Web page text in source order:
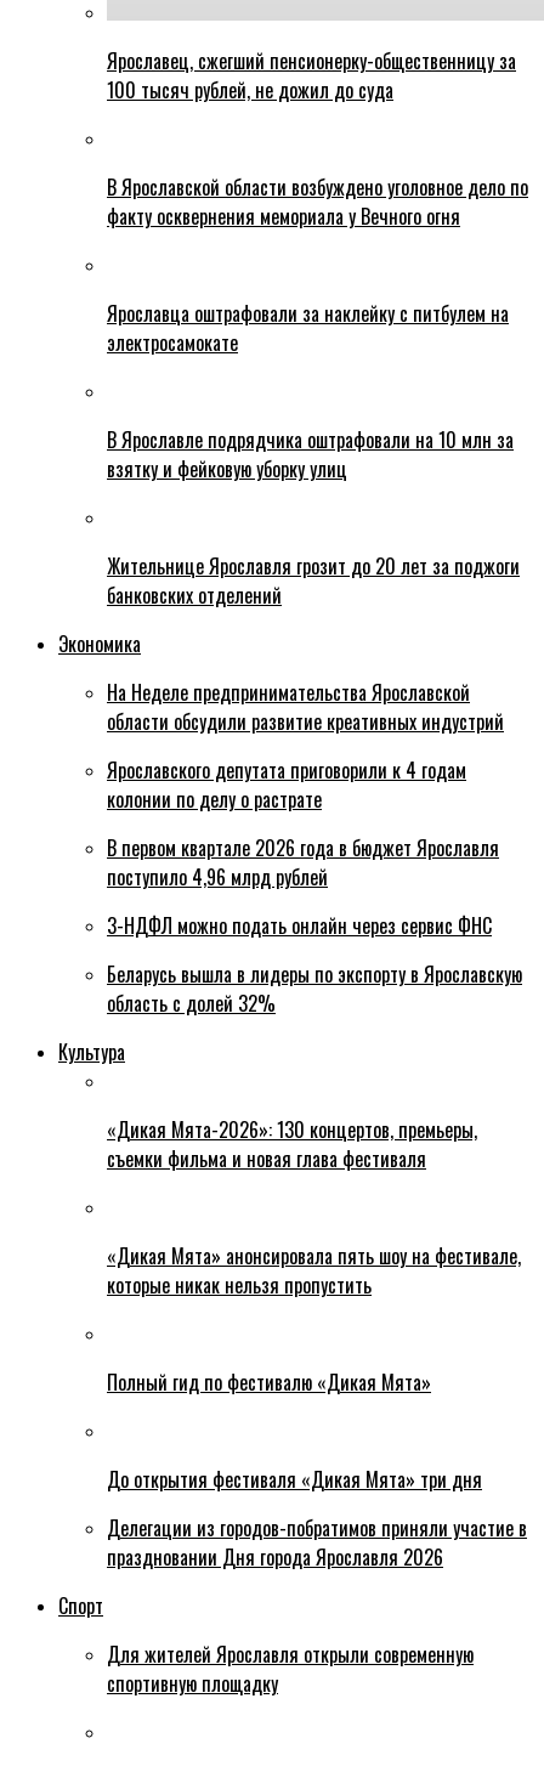
Ярославец, сжегший пенсионерку-общественницу за
100 тысяч рублей, не дожил до суда
В Ярославской области возбуждено уголовное дело по
факту осквернения мемориала у Вечного огня
Ярославца оштрафовали за наклейку с питбулем на
электросамокате
В Ярославле подрядчика оштрафовали на 10 млн за
взятку и фейковую уборку улиц
Жительнице Ярославля грозит до 20 лет за поджоги
банковских отделений
Экономика
На Неделе предпринимательства Ярославской
области обсудили развитие креативных индустрий
Ярославского депутата приговорили к 4 годам
колонии по делу о растрате
В первом квартале 2026 года в бюджет Ярославля
поступило 4,96 млрд рублей
3-НДФЛ можно подать онлайн через сервис ФНС
Беларусь вышла в лидеры по экспорту в Ярославскую
область с долей 32%
Культура
«Дикая Мята-2026»: 130 концертов, премьеры,
съемки фильма и новая глава фестиваля
«Дикая Мята» анонсировала пять шоу на фестивале,
которые никак нельзя пропустить
Полный гид по фестивалю «Дикая Мята»
До открытия фестиваля «Дикая Мята» три дня
Делегации из городов-побратимов приняли участие в
праздновании Дня города Ярославля 2026
Спорт
Для жителей Ярославля открыли современную
спортивную площадку